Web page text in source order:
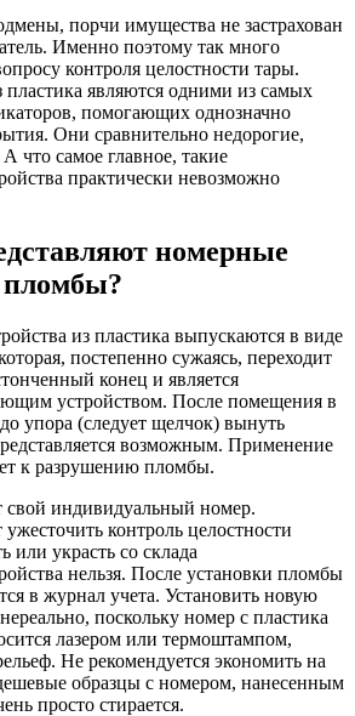
порчи имущества не застрахован
Именно поэтому так много
контроля целостности тары.
являются одними из самых
помогающих однозначно
Они сравнительно недорогие,
что самое главное, такие
практически невозможно
номерные
пломбы?
из пластика выпускаются в виде
постепенно сужаясь, переходит
конец и является
устройством. После помещения в
упора (следует щелчок) вынуть
возможным. Применение
к разрушению пломбы.
свой индивидуальный номер.
контроль целостности
или украсть со склада
нельзя. После установки пломбы
в журнал учета. Установить новую
поскольку номер с пластика
лазером или термоштампом,
Не рекомендуется экономить на
образцы с номером, нанесенным
просто стирается.